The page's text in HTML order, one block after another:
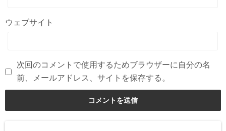
ウェブサイト
次回のコメントで使用するためブラウザーに自分の名
前、メールアドレス、サイトを保存する。